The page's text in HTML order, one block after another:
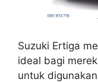
Suzuki Ertiga
ideal bagi
untuk